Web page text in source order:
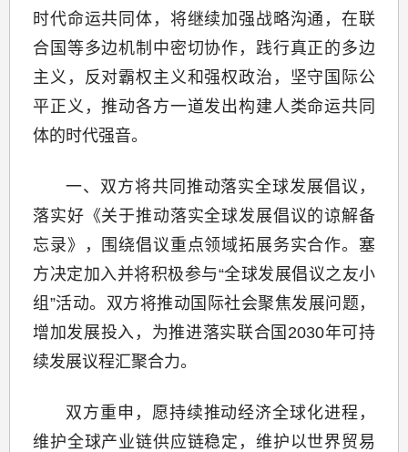
时代命运共同体，将继续加强战略沟通，在联
合国等多边机制中密切协作，践行真正的多边
主义，反对霸权主义和强权政治，坚守国际公
平正义，推动各方一道发出构建人类命运共同
体的时代强音。
一、双方将共同推动落实全球发展倡议，
落实好《关于推动落实全球发展倡议的谅解备
忘录》，围绕倡议重点领域拓展务实合作。塞
方决定加入并将积极参与“全球发展倡议之友小
组”活动。双方将推动国际社会聚焦发展问题，
增加发展投入，为推进落实联合国2030年可持
续发展议程汇聚合力。
双方重申，愿持续推动经济全球化进程，
维护全球产业链供应链稳定，维护以世界贸易